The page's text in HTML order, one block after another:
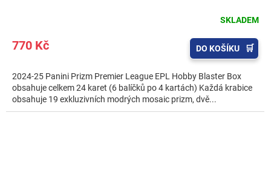
SKLADEM
770 Kč DO KOŠÍKU
2024-25 Panini Prizm Premier League EPL Hobby Blaster Box
obsahuje celkem 24 karet (6 balíčků po 4 kartách) Každá krabice
obsahuje 19 exkluzivních modrých mosaic prizm, dvě...